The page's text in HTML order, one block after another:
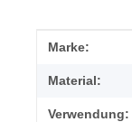
Wert
Marke:
Material:
Verwendung: